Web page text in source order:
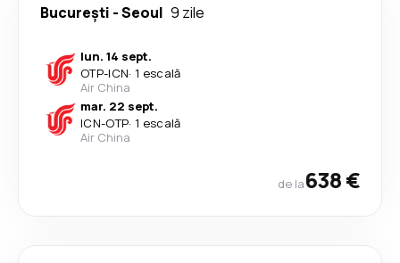
București -Seoul 9 zile
lun. 14 sept.
OTP-ICN· 1 escală
Air China
mar. 22 sept.
ICN-OTP· 1 escală
Air China
de la638 €